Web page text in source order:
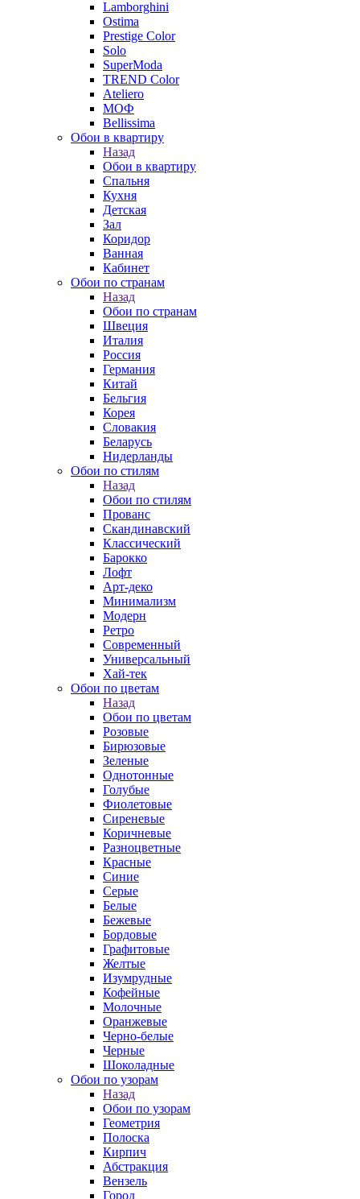
Lamborghini
Ostima
Prestige Color
Solo
SuperModa
TREND Color
Ateliero
МОФ
Bellissima
Обои в квартиру
Назад
Обои в квартиру
Спальня
Кухня
Детская
Зал
Коридор
Ванная
Кабинет
Обои по странам
Назад
Обои по странам
Швеция
Италия
Россия
Германия
Китай
Бельгия
Корея
Словакия
Беларусь
Нидерланды
Обои по стилям
Назад
Обои по стилям
Прованс
Скандинавский
Классический
Барокко
Лофт
Арт-деко
Минимализм
Модерн
Ретро
Современный
Универсальный
Хай-тек
Обои по цветам
Назад
Обои по цветам
Розовые
Бирюзовые
Зеленые
Однотонные
Голубые
Фиолетовые
Сиреневые
Коричневые
Разноцветные
Красные
Синие
Серые
Белые
Бежевые
Бордовые
Графитовые
Желтые
Изумрудные
Кофейные
Молочные
Оранжевые
Черно-белые
Черные
Шоколадные
Обои по узорам
Назад
Обои по узорам
Геометрия
Полоска
Кирпич
Абстракция
Вензель
Город